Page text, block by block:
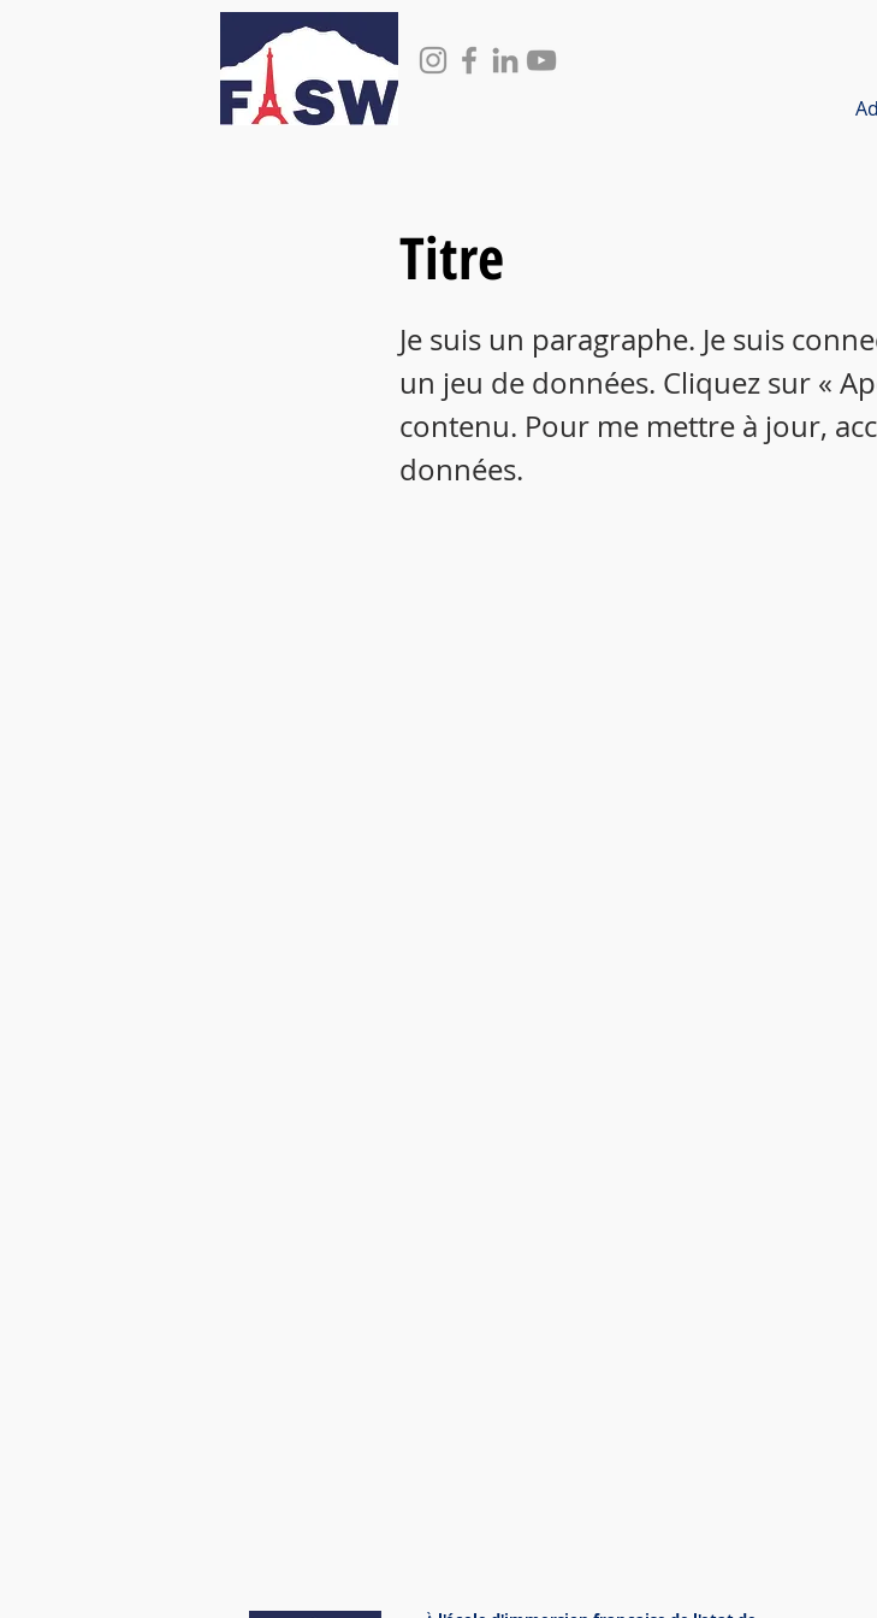
Titre
Je suis un paragraphe. Je suis
un jeu de données. Cliquez sur «
contenu. Pour me mettre à jour,
données.